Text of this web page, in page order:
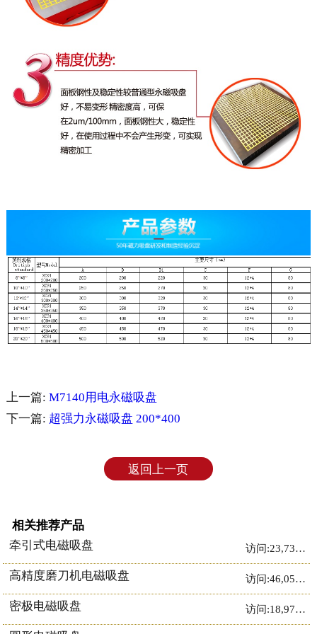
上一篇: M7140用电永磁吸盘
下一篇: 超强力永磁吸盘 200*400
返回上一页
相关推荐产品
访问:23,736次
牵引式电磁吸盘
访问:46,052次
高精度磨刀机电磁吸盘
访问:18,970次
密极电磁吸盘